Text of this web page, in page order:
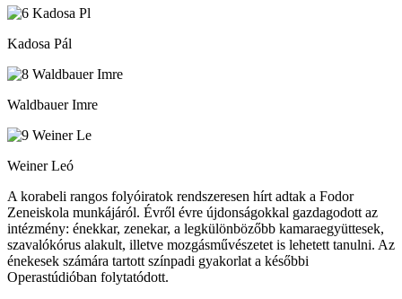
Kadosa Pál
Waldbauer Imre
Weiner Leó
A korabeli rangos folyóiratok rendszeresen hírt adtak a Fodor
Zeneiskola munkájáról. Évről évre újdonságokkal gazdagodott az
intézmény: énekkar, zenekar, a legkülönbözőbb kamaraegyüttesek,
szavalókórus alakult, illetve mozgásművészetet is lehetett tanulni. Az
énekesek számára tartott színpadi gyakorlat a későbbi
Operastúdióban folytatódott.